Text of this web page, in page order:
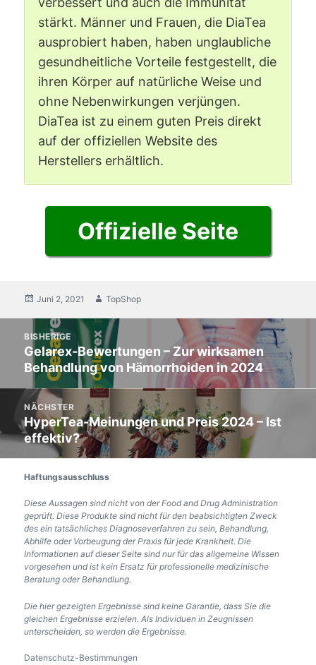
stärkt. Männer und Frauen, die DiaTea
ausprobiert haben, haben unglaubliche
gesundheitliche Vorteile festgestellt, die
ihren Körper auf natürliche Weise und
ohne Nebenwirkungen verjüngen.
DiaTea ist zu einem guten Preis direkt
auf der offiziellen Website des
Herstellers erhältlich.
Offizielle Seite
Veröffentlicht
Juni 2, 2021 Autor
TopShop
Artikelnavigation
BISHERIGE
Vorherigen
Post:
Gelarex-Bewertungen – Zur wirksamen
Behandlung von Hämorrhoiden in 2024
NÄCHSTER
Der
nächste
Eintrag:
HyperTea-Meinungen und Preis 2024 – Ist
effektiv?
Haftungsausschluss
Diese Aussagen sind nicht von der Food and Drug Administration
geprüft. Diese Produkte sind nicht für den beabsichtigten Zweck
des ein tatsächliches Diagnoseverfahren zu sein, Behandlung,
Abhilfe oder Vorbeugung der Praxis für jede Krankheit. Die
Informationen auf dieser Seite sind nur für das allgemeine Wissen
vorgesehen und ist kein Ersatz für professionelle medizinische
Beratung oder Behandlung.
Die hier gezeigten Ergebnisse sind keine Garantie, dass Sie die
gleichen Ergebnisse erzielen. Als Individuen in Zeugnissen
unterscheiden, so werden die Ergebnisse.
Datenschutz-Bestimmungen